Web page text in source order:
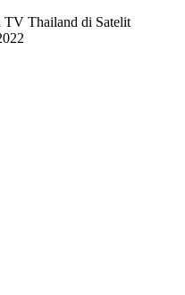
Thailand di Satelit